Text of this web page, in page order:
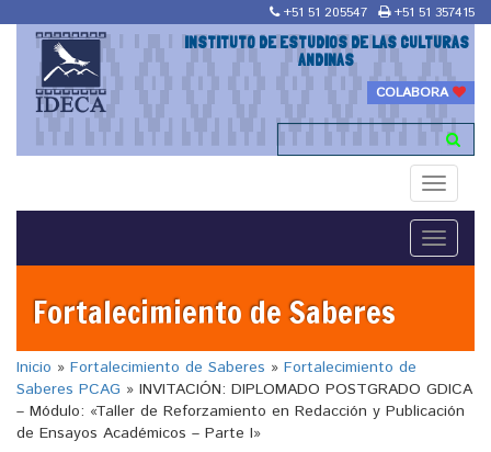
+51 51 205547 +51 51 357415
INSTITUTO DE ESTUDIOS DE LAS CULTURAS
ANDINAS
COLABORA
Toggle
Toggle
Fortalecimiento de Saberes
Inicio » Fortalecimiento de Saberes » Fortalecimiento de
Saberes PCAG » INVITACIÓN: DIPLOMADO POSTGRADO GDICA
– Módulo: «Taller de Reforzamiento en Redacción y Publicación
de Ensayos Académicos – Parte I»